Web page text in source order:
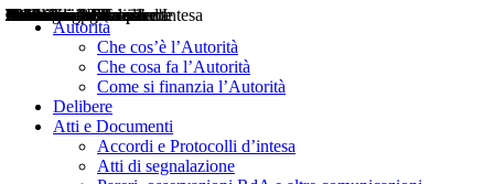
Autorità
Che cos’è l’Autorità
Che cosa fa l’Autorità
Come si finanzia l’Autorità
Delibere
Atti e Documenti
Accordi e Protocolli d’intesa
Atti di segnalazione
Delibere
Pareri
Consultazioni
Audizioni
Atti di Segnalazione
Accordi e Protocolli d'Intesa
Relazioni annuali
Misure di regolazione
Notizie
Comunicati Stampa
Bollettini ART
Convegni ART
Interviste del Presidente
Articoli in primo piano
Interventi del Presidente
2004
2005
2010
2013
2014
2015
2016
2017
2018
2019
202
2020
2021
2022
2023
2024
2025
2026
Aereo
Marittimo
Terrestre